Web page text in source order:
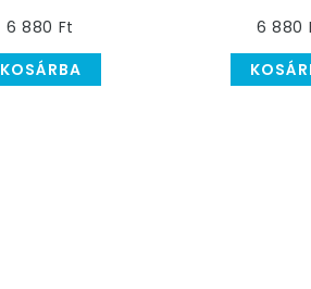
cm
6 880 Ft
KOSÁRBA
cm
6 880